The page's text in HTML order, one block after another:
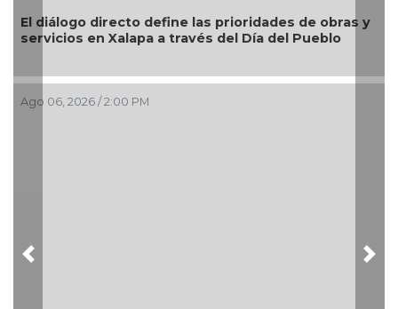
Todo listo en Coatzacoalcos para el arranque del
Festival del Mar 2026
Ago 06, 2026 / 1:26 PM
Previous